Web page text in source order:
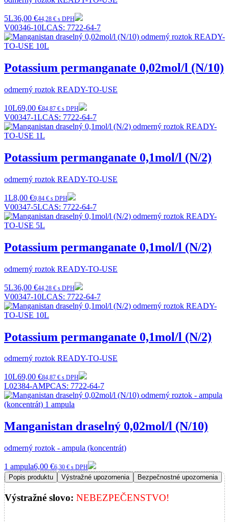
5L36,00 €44,28 € s DPH
V00346-10LCAS: 7722-64-7
Potassium permanganate 0,02mol/l (N/10)
odmerný roztok READY-TO-USE
10L69,00 €84,87 € s DPH
V00347-1LCAS: 7722-64-7
Potassium permanganate 0,1mol/l (N/2)
odmerný roztok READY-TO-USE
1L8,00 €9,84 € s DPH
V00347-5LCAS: 7722-64-7
Potassium permanganate 0,1mol/l (N/2)
odmerný roztok READY-TO-USE
5L36,00 €44,28 € s DPH
V00347-10LCAS: 7722-64-7
Potassium permanganate 0,1mol/l (N/2)
odmerný roztok READY-TO-USE
10L69,00 €84,87 € s DPH
L02384-AMPCAS: 7722-64-7
Manganistan draselný 0,02mol/l (N/10)
odmerný roztok - ampula (koncentrát)
1 ampula6,00 €6,30 € s DPH
Popis produktu Výstražné upozornenia Bezpečnostné upozornenia
Výstražné slovo: NEBEZPEČENSTVO!